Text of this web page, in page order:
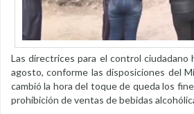
Las directrices para el control ciudadano
agosto, conforme las disposiciones del
cambió la hora del toque de queda los
prohibición de ventas de bebidas